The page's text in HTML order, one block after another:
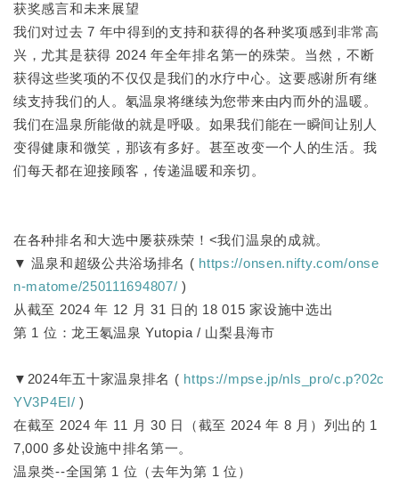
获奖感言和未来展望
我们对过去 7 年中得到的支持和获得的各种奖项感到非常高
兴，尤其是获得 2024 年全年排名第一的殊荣。当然，不断
获得这些奖项的不仅仅是我们的水疗中心。这要感谢所有继
续支持我们的人。氡温泉将继续为您带来由内而外的温暖。
我们在温泉所能做的就是呼吸。如果我们能在一瞬间让别人
变得健康和微笑，那该有多好。甚至改变一个人的生活。我
们每天都在迎接顾客，传递温暖和亲切。
在各种排名和大选中屡获殊荣！<我们温泉的成就。
▼ 温泉和超级公共浴场排名 ( https://onsen.nifty.com/onse
n-matome/250111694807/ )
从截至 2024 年 12 月 31 日的 18 015 家设施中选出
第 1 位：龙王氡温泉 Yutopia / 山梨县海市
▼2024年五十家温泉排名 ( https://mpse.jp/nls_pro/c.p?02c
YV3P4EI/ )
在截至 2024 年 11 月 30 日（截至 2024 年 8 月）列出的 1
7,000 多处设施中排名第一。
温泉类--全国第 1 位（去年为第 1 位）